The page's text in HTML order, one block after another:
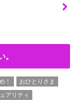
！
おひとりさま
アリティ